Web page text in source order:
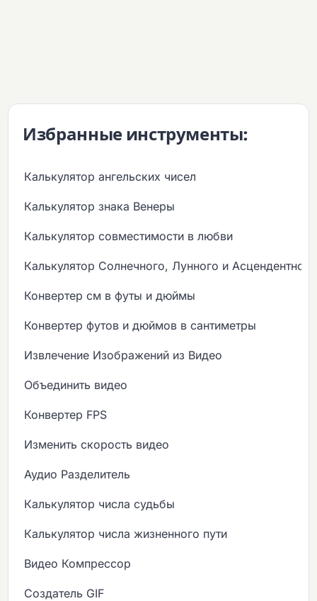
Избранные инструменты:
Калькулятор ангельских чисел
Калькулятор знака Венеры
Калькулятор совместимости в любви
Калькулятор Солнечного, Лунного и
Конвертер см в футы и дюймы
Конвертер футов и дюймов в сантиметры
Извлечение Изображений из Видео
Объединить видео
Конвертер FPS
Изменить скорость видео
Аудио Разделитель
Калькулятор числа судьбы
Калькулятор числа жизненного пути
Видео Компрессор
Создатель GIF